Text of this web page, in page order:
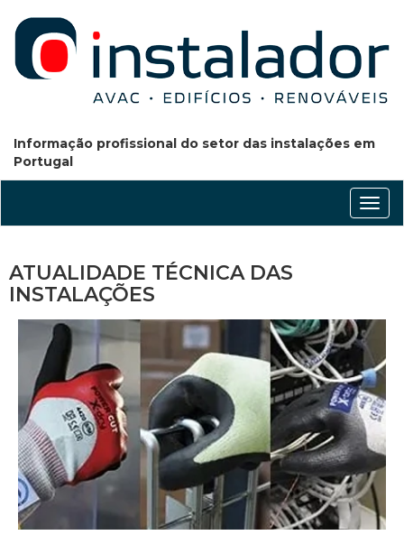
Informação profissional do setor das instalações em
Portugal
ATUALIDADE TÉCNICA DAS
INSTALAÇÕES